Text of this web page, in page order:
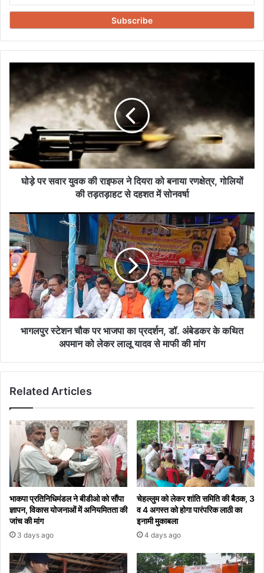
Email
पर
सवार
युवक
की
ने
दियरा
को
बनाया
की
तड़तड़ाहट
से
दहशत
में
सोनवर्षा
घोड़े पर सवार युवक की राइफल ने दियरा को बनाया रणक्षेत्र, गोलियों
की तड़तड़ाहट से दहशत में सोनवर्षा
भागलपुर
स्टेशन
चौक
पर
भाजपा
का
प्रदर्शन,
डॉ.
अंबेडकर
लालू
माफी
भागलपुर स्टेशन चौक पर भाजपा का प्रदर्शन, डॉ. अंबेडकर के कथित
अपमान को लेकर लालू यादव से माफी की मांग
Related Articles
भाकपा प्रतिनिधिमंडल ने बीडीओ को सौंपा
ज्ञापन, विकास योजनाओं में अनियमितता की
जांच की मांग
3 days ago
चेहल्लुम को लेकर शांति समिति की बैठक, 3
व 4 अगस्त को होगा पारंपरिक लाठी का
इनामी मुकाबला
4 days ago